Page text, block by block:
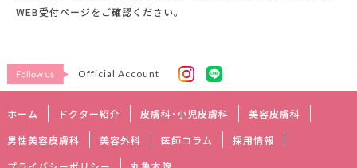
WEB受付ページをご確認ください。
Official Account
ホーム ドクター紹介 皮膚科･小児皮膚科
美容皮膚科
男性美容皮膚科
美容外科 医師コラム
採用情報